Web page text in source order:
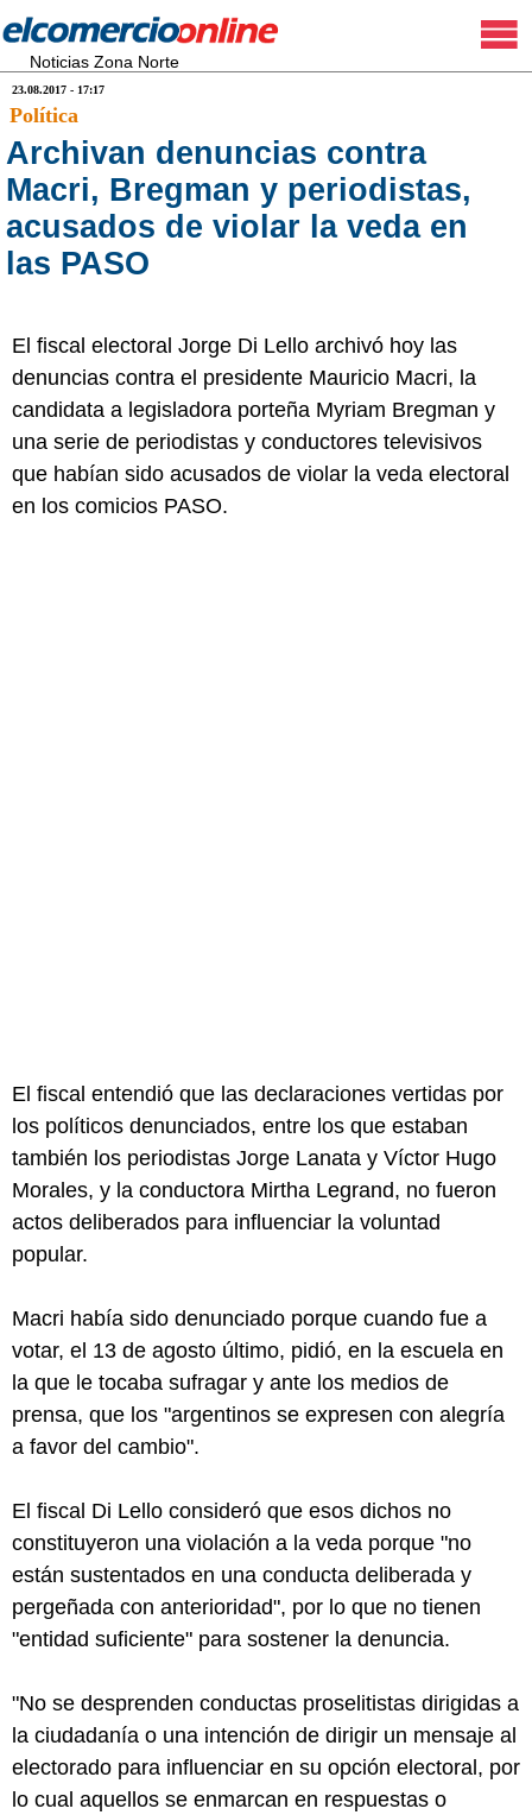
Noticias Zona Norte
23.08.2017 - 17:17
Política
Archivan denuncias contra
Macri, Bregman y periodistas,
acusados de violar la veda en
las PASO
El fiscal electoral Jorge Di Lello archivó hoy las
denuncias contra el presidente Mauricio Macri, la
candidata a legisladora porteña Myriam Bregman y
una serie de periodistas y conductores televisivos
que habían sido acusados de violar la veda electoral
en los comicios PASO.
El fiscal entendió que las declaraciones vertidas por
los políticos denunciados, entre los que estaban
también los periodistas Jorge Lanata y Víctor Hugo
Morales, y la conductora Mirtha Legrand, no fueron
actos deliberados para influenciar la voluntad
popular.
Macri había sido denunciado porque cuando fue a
votar, el 13 de agosto último, pidió, en la escuela en
la que le tocaba sufragar y ante los medios de
prensa, que los "argentinos se expresen con alegría
a favor del cambio".
El fiscal Di Lello consideró que esos dichos no
constituyeron una violación a la veda porque "no
están sustentados en una conducta deliberada y
pergeñada con anterioridad", por lo que no tienen
"entidad suficiente" para sostener la denuncia.
"No se desprenden conductas proselitistas dirigidas a
la ciudadanía o una intención de dirigir un mensaje al
electorado para influenciar en su opción electoral, por
lo cual aquellos se enmarcan en respuestas o